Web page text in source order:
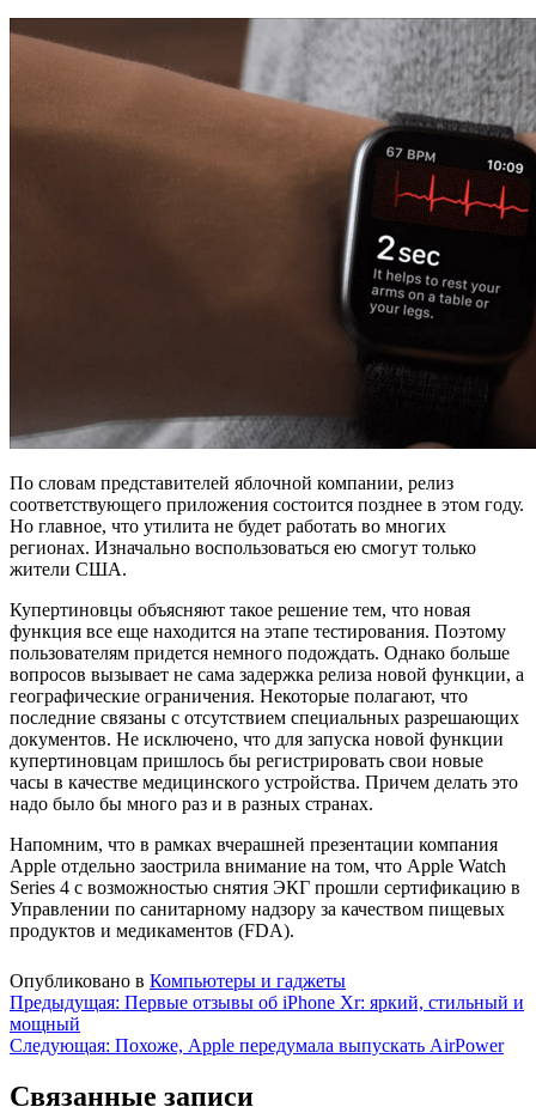
По словам представителей яблочной компании, релиз
соответствующего приложения состоится позднее в этом году.
Но главное, что утилита не будет работать во многих
регионах. Изначально воспользоваться ею смогут только
жители США.
Купертиновцы объясняют такое решение тем, что новая
функция все еще находится на этапе тестирования. Поэтому
пользователям придется немного подождать. Однако больше
вопросов вызывает не сама задержка релиза новой функции, а
географические ограничения. Некоторые полагают, что
последние связаны с отсутствием специальных разрешающих
документов. Не исключено, что для запуска новой функции
купертиновцам пришлось бы регистрировать свои новые
часы в качестве медицинского устройства. Причем делать это
надо было бы много раз и в разных странах.
Напомним, что в рамках вчерашней презентации компания
Apple отдельно заострила внимание на том, что Apple Watch
Series 4 с возможностью снятия ЭКГ прошли сертификацию в
Управлении по санитарному надзору за качеством пищевых
продуктов и медикаментов (FDA).
Опубликовано в Компьютеры и гаджеты
Навигация
по
Предыдущая: Первые отзывы об iPhone Xr: яркий, стильный и
мощный
Следующая: Похоже, Apple передумала выпускать AirPower
Связанные записи